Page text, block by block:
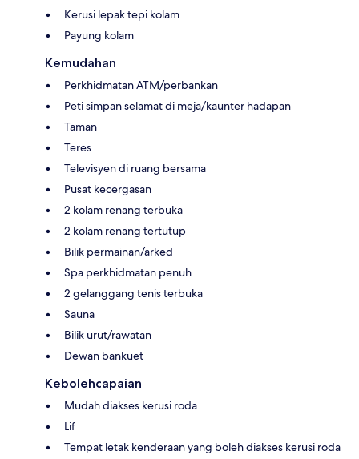
Kerusi lepak tepi kolam
Payung kolam
Kemudahan
Perkhidmatan ATM/perbankan
Peti simpan selamat di meja/kaunter hadapan
Taman
Teres
Televisyen di ruang bersama
Pusat kecergasan
2 kolam renang terbuka
2 kolam renang tertutup
Bilik permainan/arked
Spa perkhidmatan penuh
2 gelanggang tenis terbuka
Sauna
Bilik urut/rawatan
Dewan bankuet
Kebolehcapaian
Mudah diakses kerusi roda
Lif
Tempat letak kenderaan yang boleh diakses kerusi roda